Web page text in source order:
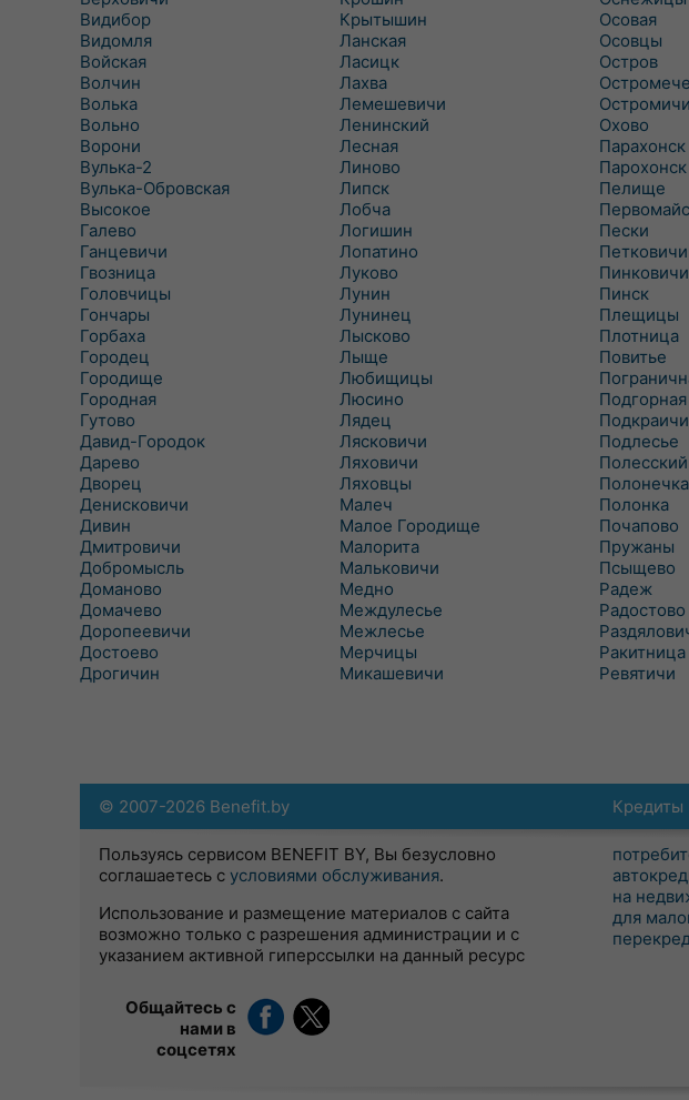
Видибор
Видомля
Войская
Волчин
Волька
Вольно
Ворони
Вулька-2
Вулька-Обровская
Высокое
Галево
Ганцевичи
Гвозница
Головчицы
Гончары
Горбаха
Городец
Городище
Городная
Гутово
Давид-Городок
Дарево
Дворец
Денисковичи
Дивин
Дмитровичи
Добромысль
Доманово
Домачево
Доропеевичи
Достоево
Дрогичин
Крытышин
Ланская
Ласицк
Лахва
Лемешевичи
Ленинский
Лесная
Линово
Липск
Лобча
Логишин
Лопатино
Луково
Лунин
Лунинец
Лысково
Лыще
Любищицы
Люсино
Лядец
Лясковичи
Ляховичи
Ляховцы
Малеч
Малое Городище
Малорита
Мальковичи
Медно
Междулесье
Межлесье
Мерчицы
Микашевичи
Осовая
Осовцы
Остров
Остромичи
Охово
Парахонск
Парохонск
Пелище
Пески
Петковичи
Пинковичи
Пинск
Плещицы
Плотница
Повитье
Подгорная
Подкраичи
Подлесье
Полесский
Полонечка
Полонка
Почапово
Пружаны
Псыщево
Радеж
Радостово
Ракитница
Ревятичи
Кредиты
на
для
© 2007-2026 Benefit.by
Пользуясь сервисом BENEFIT BY, Вы безусловно
соглашаетесь с условиями обслуживания.
Использование и размещение материалов с сайта
возможно только с разрешения администрации и с
указанием активной гиперссылки на данный ресурс
Общайтесь с
нами в
соцсетях